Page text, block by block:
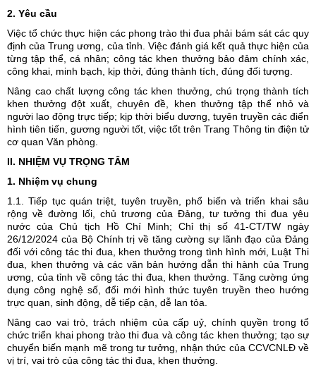
2. Yêu cầu
Việc tổ chức thực hiện các phong trào thi đua phải bám sát các quy
định của Trung ương, của tỉnh. Việc đánh giá kết quả thực hiện của
từng tập thể, cá nhân; công tác khen thưởng bảo đảm chính xác,
công khai, minh bạch, kịp thời, đúng thành tích, đúng đối tượng.
Nâng cao chất lượng công tác khen thưởng, chú trọng thành tích
khen thưởng đột xuất, chuyên đề, khen thưởng tập thể nhỏ và
người lao động trực tiếp; kịp thời biểu dương, tuyên truyền các điển
hình tiên tiến, gương người tốt, việc tốt trên Trang Thông tin điện tử
cơ quan Văn phòng.
II. NHIỆM VỤ TRỌNG TÂM
1. Nhiệm vụ chung
1.1. Tiếp tục quán triệt, tuyên truyền, phổ biến và triển khai sâu
rộng về đường lối, chủ trương của Đảng, tư tưởng thi đua yêu
nước của Chủ tịch Hồ Chí Minh; Chỉ thị số 41-CT/TW ngày
26/12/2024 của Bộ Chính trị về tăng cường sự lãnh đạo của Đảng
đối với công tác thi đua, khen thưởng trong tình hình mới, Luật Thi
đua, khen thưởng và các văn bản hướng dẫn thi hành của Trung
ương, của tỉnh về công tác thi đua, khen thưởng. Tăng cường ứng
dụng công nghệ số, đổi mới hình thức tuyên truyền theo hướng
trực quan, sinh động, dễ tiếp cận, dễ lan tỏa.
Nâng cao vai trò, trách nhiệm của cấp uỷ, chính quyền trong tổ
chức triển khai phong trào thi đua và công tác khen thưởng; tạo sự
chuyển biến mạnh mẽ trong tư tưởng, nhận thức của CCVCNLĐ về
vị trí, vai trò của công tác thi đua, khen thưởng.